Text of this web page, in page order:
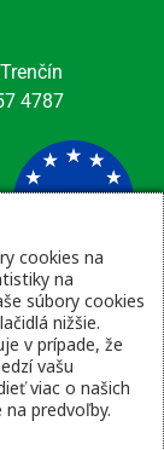
4787
cookies na
na
súbory cookies
nižšie.
v prípade, že
vašu
viac o našich
predvoľby.